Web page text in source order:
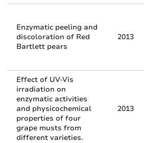
Enzymatic peeling and
discoloration of Red
Bartlett pears
2013
Effect of UV-Vis
irradiation on
enzymatic activities
and physicochemical
properties of four
grape musts from
different varieties.
2013